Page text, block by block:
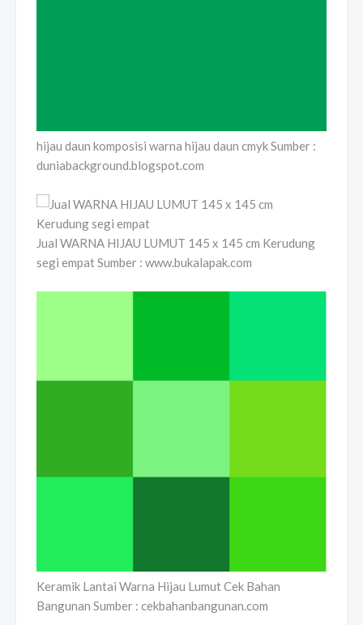
hijau daun komposisi warna hijau daun cmyk Sumber :
duniabackground.blogspot.com
Jual WARNA HIJAU LUMUT 145 x 145 cm Kerudung
segi empat Sumber : www.bukalapak.com
Keramik Lantai Warna Hijau Lumut Cek Bahan
Bangunan Sumber : cekbahanbangunan.com